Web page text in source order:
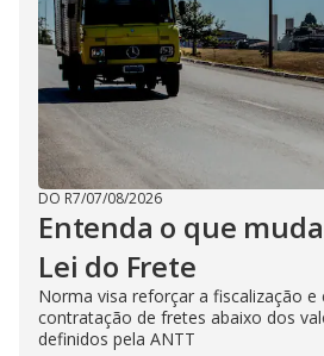
DO R7/07/08/2026
Entenda o que
Lei do Frete
Norma visa reforçar a fiscalização e
contratação de fretes abaixo dos
definidos pela ANTT